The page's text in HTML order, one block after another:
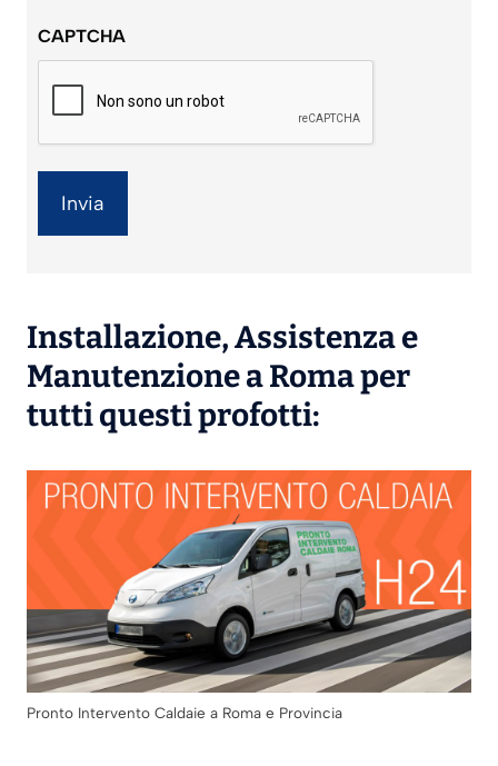
privacy
CAPTCHA
Installazione,Assistenzae
Manutenzionea Roma per
tutti questi profotti:
Pronto Intervento Caldaie a Roma e Provincia